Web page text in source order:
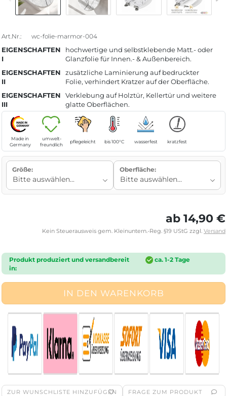
Art.Nr.: wc-folie-marmor-004
EIGENSCHAFTEN
I
hochwertige und selbstklebende Matt.- oder
Glanzfolie für Innen.- & Außenbereich.
EIGENSCHAFTEN
II
zusätzliche Laminierung auf bedruckter
Folie, verhindert Kratzer auf der Oberfläche.
EIGENSCHAFTEN
III
Verklebung auf Holztür, Kellertür und weitere
glatte Oberflächen.
Made in
Germany
umwelt-
freundlich
pflegeleicht bis 100°C wasserfest kratzfest
Größe: Oberfläche:
ab 14,90 €
Kein Steuerausweis gem. Kleinuntern.-Reg. §19 UStG zzgl. Versand
Produkt produziert und versandbereit
in:
ca. 1-2 Tage
ZUR WUNSCHLISTE HINZUFÜGEN FRAGE ZUM PRODUKT